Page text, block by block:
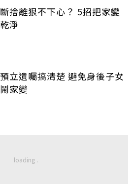
斷捨離狠不下心？ 5招把家變
乾淨
預立遺囑搞清楚 避免身後子女
鬧家變